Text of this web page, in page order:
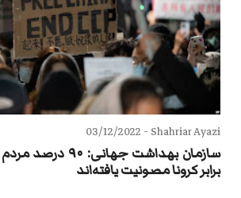
Shahriar Ayazi -
03/12/2022
سازمان بهداشت
برابر کرونا مصونیت یافته‌اند